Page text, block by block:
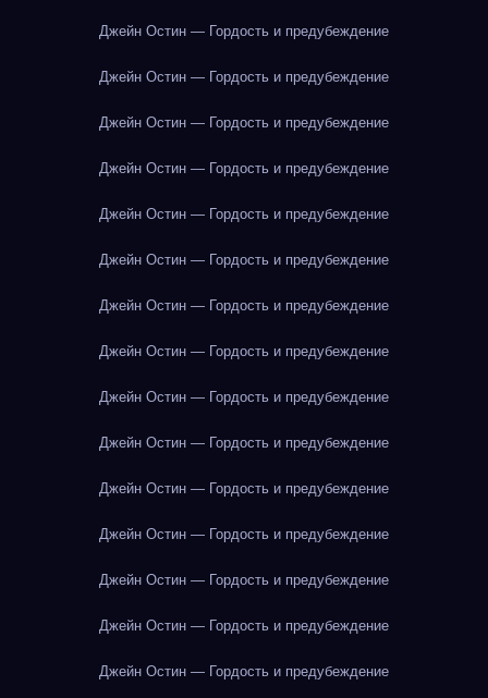
Джейн Остин — Гордость и предубеждение
Джейн Остин — Гордость и предубеждение
Джейн Остин — Гордость и предубеждение
Джейн Остин — Гордость и предубеждение
Джейн Остин — Гордость и предубеждение
Джейн Остин — Гордость и предубеждение
Джейн Остин — Гордость и предубеждение
Джейн Остин — Гордость и предубеждение
Джейн Остин — Гордость и предубеждение
Джейн Остин — Гордость и предубеждение
Джейн Остин — Гордость и предубеждение
Джейн Остин — Гордость и предубеждение
Джейн Остин — Гордость и предубеждение
Джейн Остин — Гордость и предубеждение
Джейн Остин — Гордость и предубеждение